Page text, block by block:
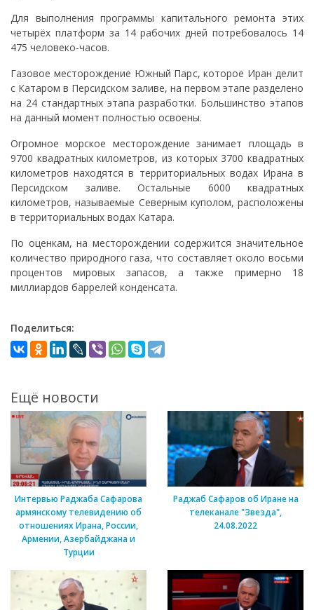
Для выполнения программы капитального ремонта этих
четырёх платформ за 14 рабочих дней потребовалось 14
475 человеко-часов.
Газовое месторождение Южный Парс, которое Иран делит
с Катаром в Персидском заливе, на первом этапе разделено
на 24 стандартных этапа разработки. Большинство этапов
на данный момент полностью освоены.
Огромное морское месторождение занимает площадь в
9700 квадратных километров, из которых 3700 квадратных
километров находятся в территориальных водах Ирана в
Персидском заливе. Остальные 6000 квадратных
километров, называемые Северным куполом, расположены
в территориальных водах Катара.
По оценкам, на месторождении содержится значительное
количество природного газа, что составляет около восьми
процентов мировых запасов, а также примерно 18
миллиардов баррелей конденсата.
Поделиться:
Ещё новости
Интервью Раджаба Сафарова
армянскому телевидению об
отношениях Ирана, России,
Армении, Азербайджана и
Турции
Раджаб Сафаров об Иране на
телеканале "Звезда",
24.08.2022